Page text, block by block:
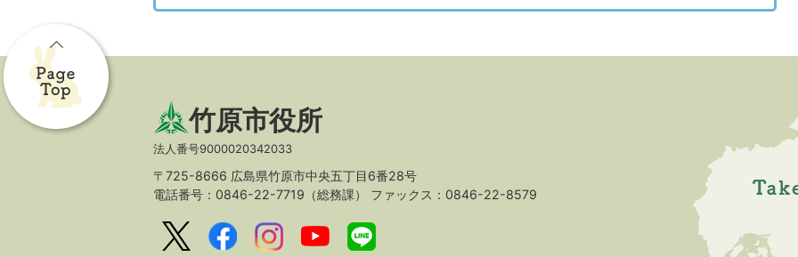
竹原市役所
法人番号9000020342033
〒725-8666 広島県竹原市中央五丁目6番28号
電話番号：0846-22-7719（総務課） ファックス：0846-22-8579